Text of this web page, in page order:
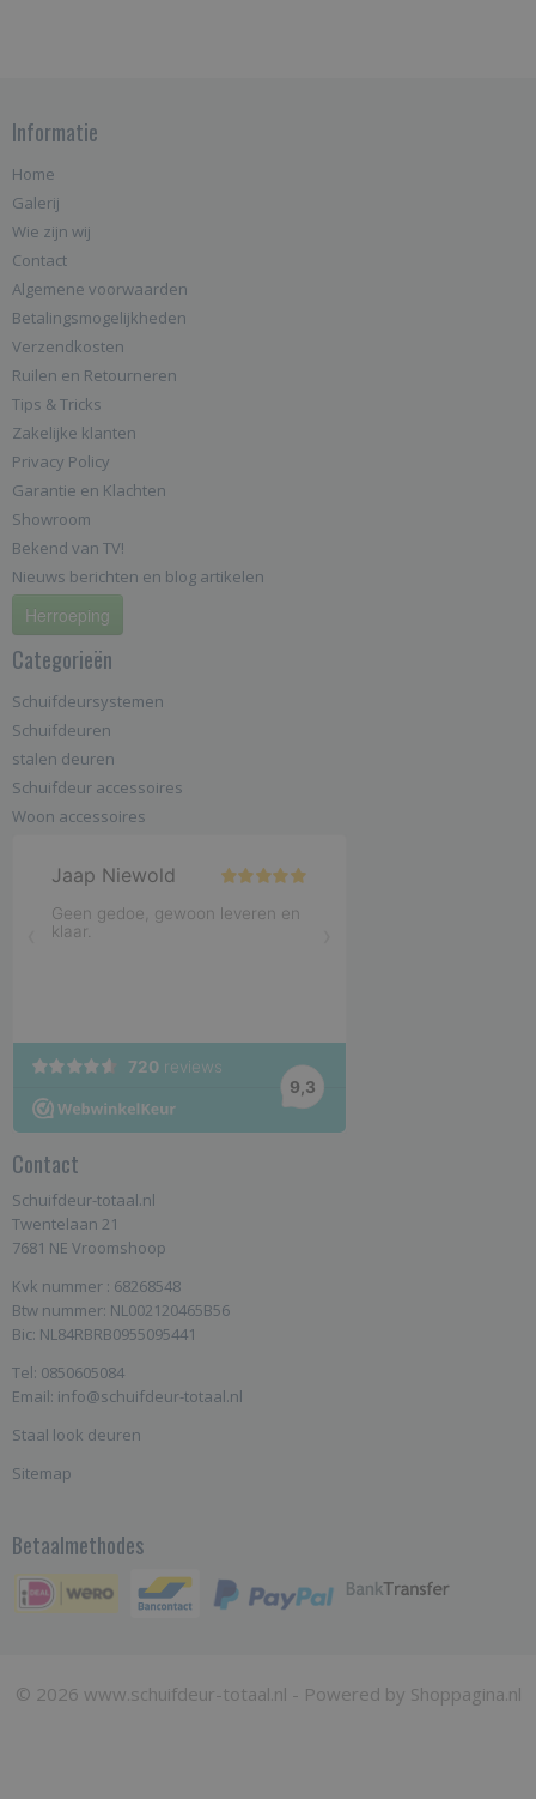
Informatie
Home
Galerij
Wie zijn wij
Contact
Algemene voorwaarden
Betalingsmogelijkheden
Verzendkosten
Ruilen en Retourneren
Tips & Tricks
Zakelijke klanten
Privacy Policy
Garantie en Klachten
Showroom
Bekend van TV!
Nieuws berichten en blog artikelen
Herroeping
Categorieën
Schuifdeursystemen
Schuifdeuren
stalen deuren
Schuifdeur accessoires
Woon accessoires
Contact
Schuifdeur-totaal.nl
Twentelaan 21
7681 NE Vroomshoop
Kvk nummer : 68268548
Btw nummer: NL002120465B56
Bic: NL84RBRB0955095441
Tel: 0850605084
Email: info@schuifdeur-totaal.nl
Staal look deuren
Sitemap
Betaalmethodes
© 2026 www.schuifdeur-totaal.nl - Powered by Shoppagina.nl